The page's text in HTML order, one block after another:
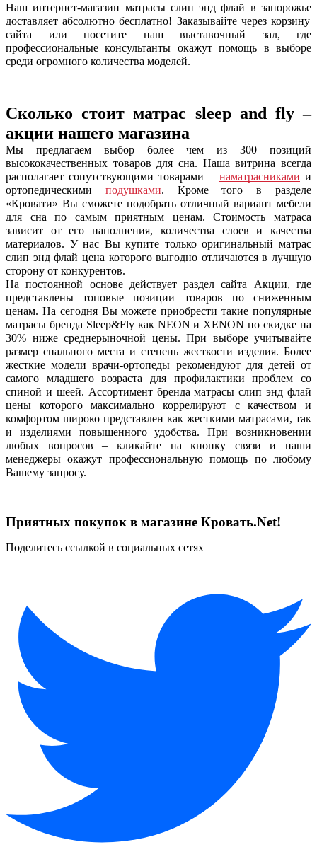
Наш интернет-магазин матрасы слип энд флай в запорожье
доставляет абсолютно бесплатно! Заказывайте через корзину
сайта или посетите наш выставочный зал, где
профессиональные консультанты окажут помощь в выборе
среди огромного количества моделей.
Сколько стоит матрас sleep and fly–
акции нашего магазина
Мы предлагаем выбор более чем из 300 позиций
высококачественных товаров для сна. Наша витрина всегда
располагает сопутствующими товарами – наматрасниками и
ортопедическими подушками. Кроме того в разделе
«Кровати» Вы сможете подобрать отличный вариант мебели
для сна по самым приятным ценам. Стоимость матраса
зависит от его наполнения, количества слоев и качества
материалов. У нас Вы купите только оригинальный матрас
слип энд флай цена которого выгодно отличаются в лучшую
сторону от конкурентов.
На постоянной основе действует раздел сайта Акции, где
представлены топовые позиции товаров по сниженным
ценам. На сегодня Вы можете приобрести такие популярные
матрасы бренда Sleep&Fly как NEON и XENON по скидке на
30% ниже среднерыночной цены. При выборе учитывайте
размер спального места и степень жесткости изделия. Более
жесткие модели врачи-ортопеды рекомендуют для детей от
самого младшего возраста для профилактики проблем со
спиной и шеей. Ассортимент брендаматрасы слип энд флай
цены которого максимально коррелируют с качеством и
комфортом широко представлен как жесткими матрасами, так
и изделиями повышенного удобства. При возникновении
любых вопросов – кликайте на кнопку связи и наши
менеджеры окажут профессиональную помощь по любому
Вашему запросу.
Приятных покупок в магазине Кровать.Net!
Поделитесь ссылкой в социальных сетях